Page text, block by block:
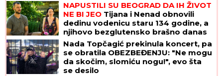
NAPUSTILI SU BEOGRAD DA IH ŽIVOT
NE BI JEO Tijana i Nenad obnovili
dedinu vodenicu staru 134 godine, a
njihovo bezglutensko brašno danas
hrani Srbiju
Nada Topčagić prekinula koncert, pa
se obratila OBEZBEĐENJU: "Ne mogu
da skočim, slomiću nogu!", evo šta
se desilo